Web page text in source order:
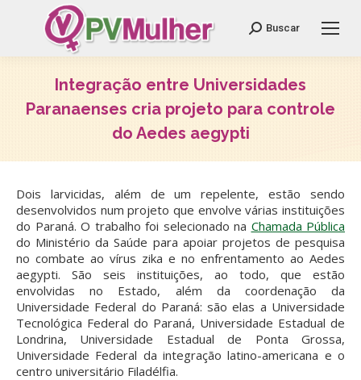
Search:
Buscar
Integração entre Universidades
Paranaenses cria projeto para controle
do Aedes aegypti
Dois larvicidas, além de um repelente, estão sendo
desenvolvidos num projeto que envolve várias instituições
do Paraná. O trabalho foi selecionado na Chamada Pública
do Ministério da Saúde para apoiar projetos de pesquisa
no combate ao vírus zika e no enfrentamento ao Aedes
aegypti. São seis instituições, ao todo, que estão
envolvidas no Estado, além da coordenação da
Universidade Federal do Paraná: são elas a Universidade
Tecnológica Federal do Paraná, Universidade Estadual de
Londrina, Universidade Estadual de Ponta Grossa,
Universidade Federal da integração latino-americana e o
centro universitário Filadélfia.